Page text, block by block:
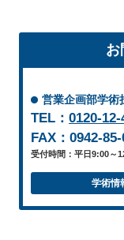
お
営業企画部学術
TEL： 0120-12-
FAX：0942-
受付時間：平日9:00～
学術情